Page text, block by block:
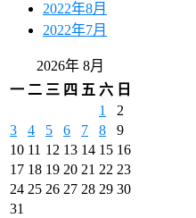
2022年8月
2022年7月
2026年 8月
一 二 三 四 五 六 日
1
2
3
4 5 6 7 8
9
10 11 12 13 14 15 16
17 18 19 20 21 22 23
24 25 26 27 28 29 30
31